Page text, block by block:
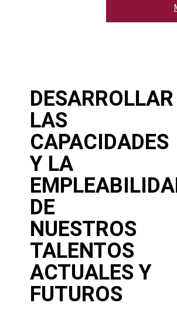
DESARROLLAR
LAS
CAPACIDADES
Y LA
DE
NUESTROS
TALENTOS
ACTUALES Y
FUTUROS